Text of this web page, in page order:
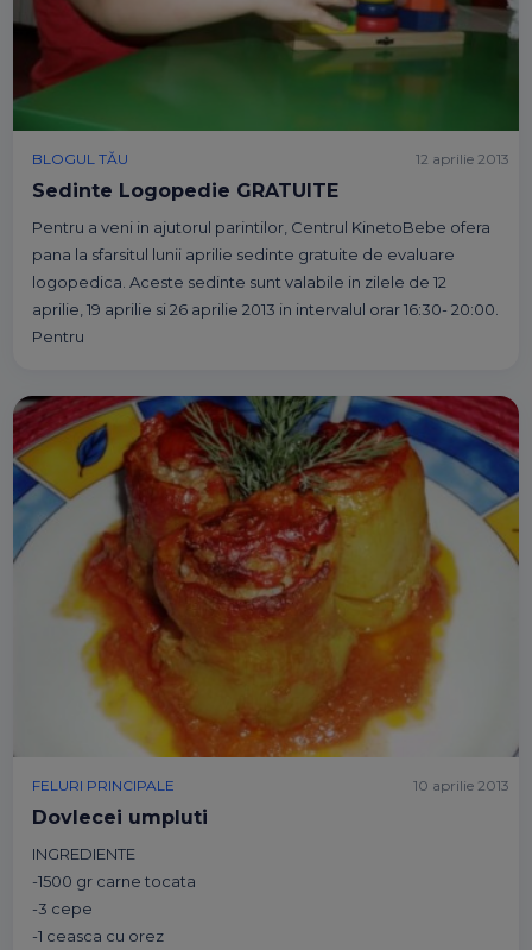
BLOGUL TĂU
Sedinte Logopedie GRATUITE
Pentru a veni in ajutorul parintilor, Centrul KinetoBebe ofera
pana la sfarsitul lunii aprilie sedinte gratuite de evaluare
logopedica. Aceste sedinte sunt valabile in zilele de 12
aprilie, 19 aprilie si 26 aprilie 2013 in intervalul orar 16:30- 20:00.
Pentru
12 aprilie 2013
FELURI PRINCIPALE
Dovlecei umpluti
INGREDIENTE
-1500 gr carne tocata
-3 cepe
-1 ceasca cu orez
10 aprilie 2013